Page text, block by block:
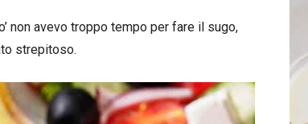
non avevo troppo tempo per fare il sugo,
strepitoso.